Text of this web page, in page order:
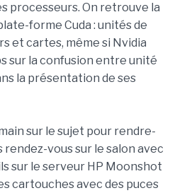
processeurs. On retrouve la
forme Cuda : unités de
et cartes, même si Nvidia
sur la confusion entre unité
la présentation de ses
sur le sujet pour rendre-
vous sur le salon avec
sur le serveur HP Moonshot
cartouches avec des puces